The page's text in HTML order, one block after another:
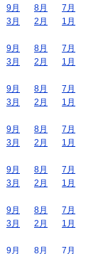
9月 8月
7月
3月 2月
1月
9月 8月
7月
3月 2月
1月
9月 8月
7月
3月 2月
1月
9月 8月
7月
3月 2月
1月
9月 8月
7月
3月 2月
1月
9月 8月
7月
3月 2月
1月
9月 8月 7月